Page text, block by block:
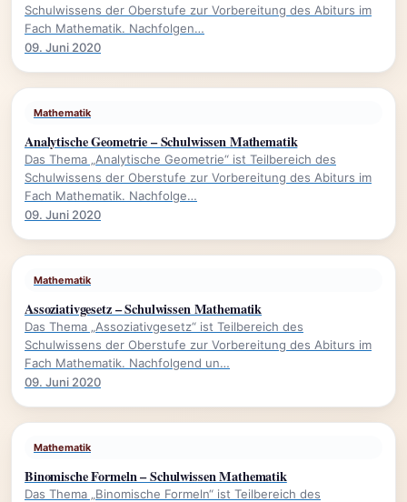
Schulwissens der Oberstufe zur Vorbereitung des Abiturs im
Fach Mathematik. Nachfolgen…
09. Juni 2020
Mathematik
Analytische Geometrie – Schulwissen Mathematik
Das Thema „Analytische Geometrie“ ist Teilbereich des
Schulwissens der Oberstufe zur Vorbereitung des Abiturs im
Fach Mathematik. Nachfolge…
09. Juni 2020
Mathematik
Assoziativgesetz – Schulwissen Mathematik
Das Thema „Assoziativgesetz“ ist Teilbereich des
Schulwissens der Oberstufe zur Vorbereitung des Abiturs im
Fach Mathematik. Nachfolgend un…
09. Juni 2020
Mathematik
Binomische Formeln – Schulwissen Mathematik
Das Thema „Binomische Formeln“ ist Teilbereich des